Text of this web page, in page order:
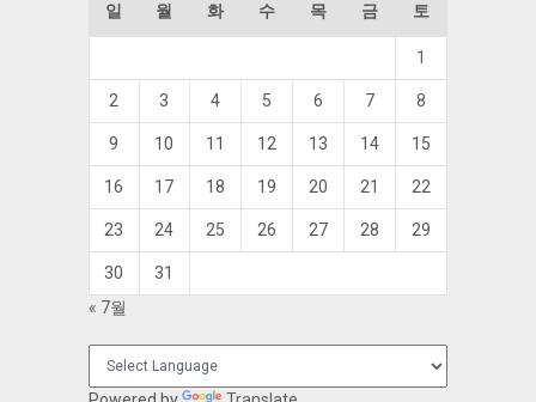
일 월 화 수 목 금 토
1
2 3 4 5 6 7 8
9 10 11 12 13 14 15
16 17 18 19 20 21 22
23 24 25 26 27 28 29
30
31
« 7월